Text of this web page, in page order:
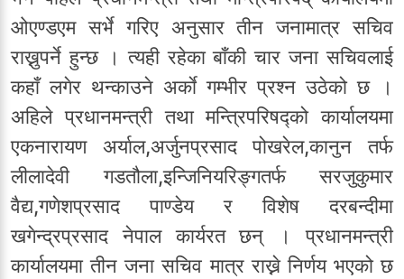
ओएण्डएम सर्भे गरिए अनुसार तीन जनामात्र सचिव
राख्नुपर्ने हुन्छ । त्यही रहेका बाँकी चार जना सचिवलाई
कहाँ लगेर थन्काउने अर्काे गम्भीर प्रश्न उठेको छ ।
अहिले प्रधानमन्त्री तथा मन्त्रिपरिषद्को कार्यालयमा
एकनारायण अर्याल,अर्जुनप्रसाद पोखरेल,कानुन तर्फ
लीलादेवी गडतौला,इन्जिनियरिङ्गतर्फ सरजुकुमार
वैद्य,गणेशप्रसाद पाण्डेय र विशेष दरबन्दीमा
खगेन्द्रप्रसाद नेपाल कार्यरत छन् । प्रधानमन्त्री
कार्यालयमा तीन जना सचिव मात्र राख्ने निर्णय भएको छ